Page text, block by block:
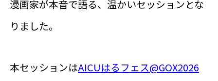
漫画家が本音で語る、温かいセッションとな
りました。
本セッションはAICUはるフェス@GOX2026